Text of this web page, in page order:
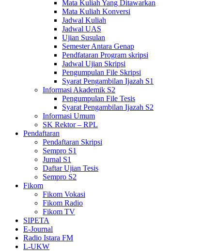
Mata Kuliah Yang Ditawarkan
Mata Kuliah Konversi
Jadwal Kuliah
Jadwal UAS
Ujian Susulan
Semester Antara Genap
Pendfataran Program skripsi
Jadwal Ujian Skripsi
Pengumpulan File Skripsi
Syarat Pengambilan Ijazah S1
Informasi Akademik S2
Pengumpulan File Tesis
Syarat Pengambilan Ijazah S2
Informasi Umum
SK Rektor – RPL
Pendaftaran
Pendaftaran Skripsi
Sempro S1
Jurnal S1
Daftar Ujian Tesis
Sempro S2
Fikom
Fikom Vokasi
Fikom Radio
Fikom TV
SIPETA
E-Journal
Radio Istara FM
L-UKW